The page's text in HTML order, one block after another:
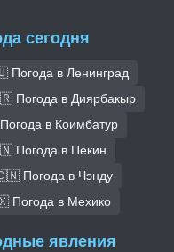
сегодня
в Ленинград
Погода в Диярбакыр
в Коимбатур
Погода в Пекин
Погода в Чэнду
Погода в Мехико
явления